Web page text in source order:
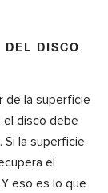
DEL DISCO
de la superficie
el disco debe
la superficie
el
eso es lo que